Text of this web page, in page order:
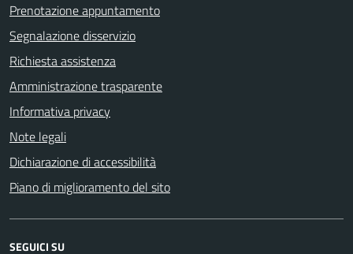
Prenotazione appuntamento
Segnalazione disservizio
Richiesta assistenza
Amministrazione trasparente
Informativa privacy
Note legali
Dichiarazione di accessibilità
Piano di miglioramento del sito
SEGUICI SU